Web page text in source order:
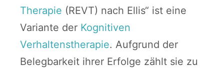
Therapie (REVT) nach Ellis“ ist eine
Variante der Kognitiven
Verhaltenstherapie. Aufgrund der
Belegbarkeit ihrer Erfolge zählt sie zu